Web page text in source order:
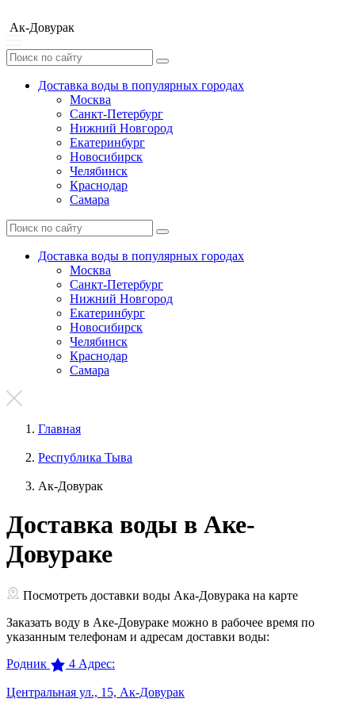
Ак-Довурак
Доставка воды в популярных городах
Москва
Санкт-Петербург
Нижний Новгород
Екатеринбург
Новосибирск
Челябинск
Краснодар
Самара
Доставка воды в популярных городах
Москва
Санкт-Петербург
Нижний Новгород
Екатеринбург
Новосибирск
Челябинск
Краснодар
Самара
Главная
Республика Тыва
Ак-Довурак
Доставка воды в Аке-
Довураке
Посмотреть доставки воды Ака-Довурака на карте
Заказать воду в Аке-Довураке можно в рабочее время по
указанным телефонам и адресам доставки воды:
Родник
4 Адрес:
Центральная ул., 15, Ак-Довурак